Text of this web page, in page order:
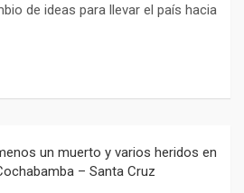
de ideas para llevar el país hacia
un muerto y varios heridos en
– Santa Cruz